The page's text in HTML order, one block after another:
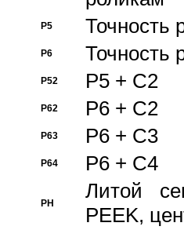
P5 Точность
P6 Точность
P52 P5 + C2
P62 P6 + C2
P63 P6 + C3
P64 P6 + C4
PH
Литой
PEEK,